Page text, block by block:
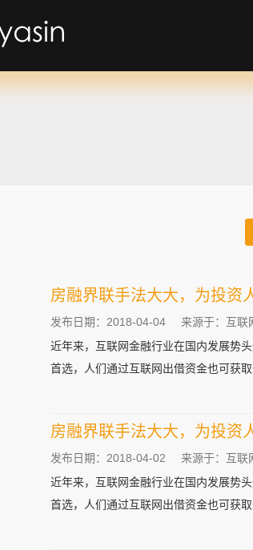
房融界联手法大大，为投资
发布日期：2018-04-04
来源于：互联
近年来，互联网金融行业在国内发展势
首选，人们通过互联网出借资金也可获取
房融界联手法大大，为投资
发布日期：2018-04-02
来源于：互联
近年来，互联网金融行业在国内发展势
首选，人们通过互联网出借资金也可获取